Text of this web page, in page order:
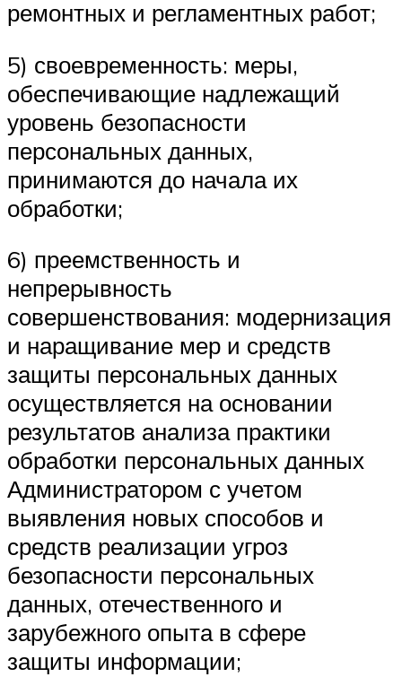
ремонтных и регламентных работ;
5) своевременность: меры,
обеспечивающие надлежащий
уровень безопасности
персональных данных,
принимаются до начала их
обработки;
6) преемственность и
непрерывность
совершенствования: модернизация
и наращивание мер и средств
защиты персональных данных
осуществляется на основании
результатов анализа практики
обработки персональных данных
Администратором с учетом
выявления новых способов и
средств реализации угроз
безопасности персональных
данных, отечественного и
зарубежного опыта в сфере
защиты информации;